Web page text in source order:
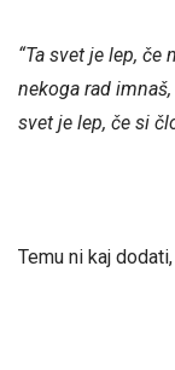
“Ta svet je lep, če
nekoga rad
svet je lep, če si
Temu ni kaj